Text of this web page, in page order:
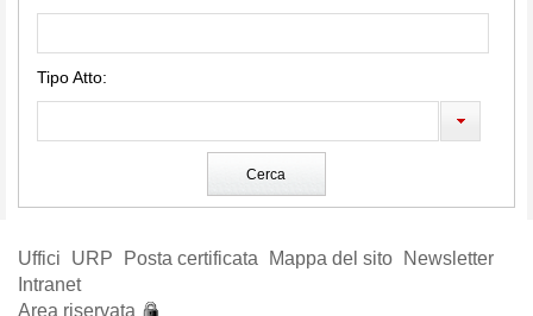
Tipo Atto:
Uffici URP Posta certificata Mappa del sito
Newsletter
Intranet
Area riservata